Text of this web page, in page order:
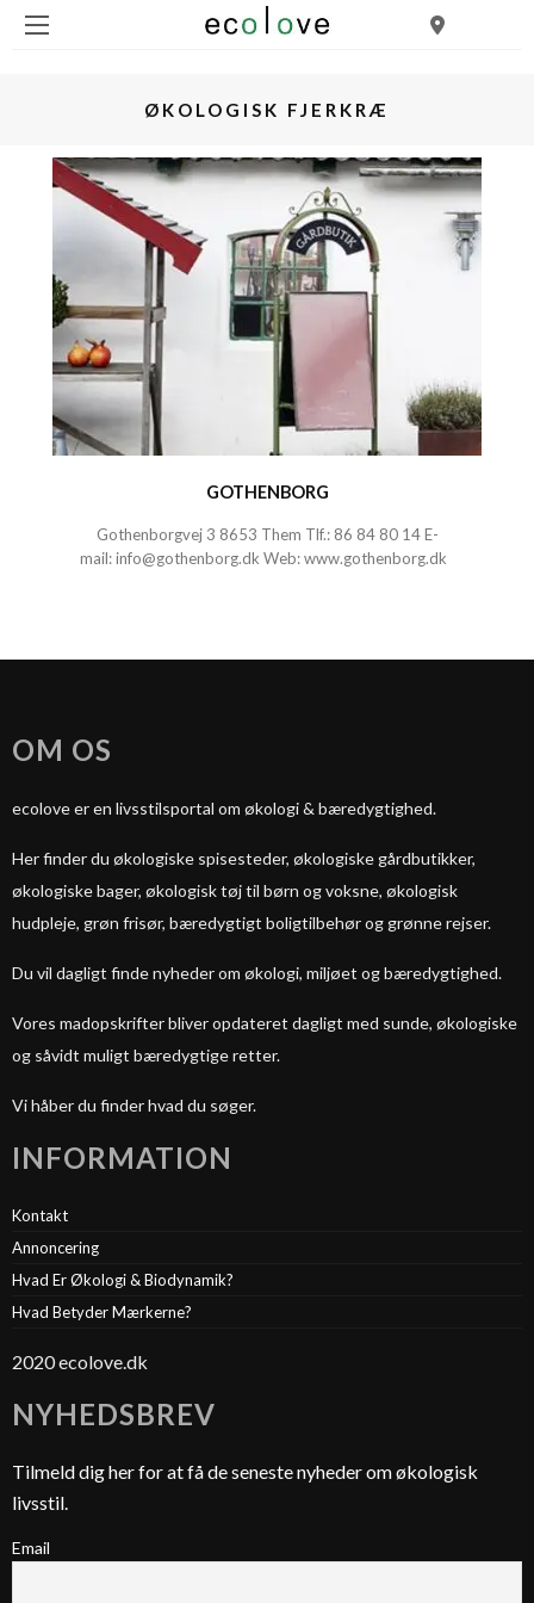
ØKOLOGISK FJERKRÆ
GOTHENBORG
Gothenborgvej 3 8653 Them Tlf.: 86 84 80 14E-
mail:info@gothenborg.dk Web:www.gothenborg.dk
OM OS
ecolove er en livsstilsportal om økologi & bæredygtighed.
Her finder du økologiske spisesteder, økologiske gårdbutikker,
økologiske bager, økologisk tøj til børn og voksne, økologisk
hudpleje, grøn frisør, bæredygtigt boligtilbehør og grønne rejser.
Du vil dagligt finde nyheder om økologi, miljøet og bæredygtighed.
Vores madopskrifter bliver opdateret dagligt med sunde, økologiske
og såvidt muligt bæredygtige retter.
Vi håber du finder hvad du søger.
INFORMATION
Kontakt
Annoncering
Hvad Er Økologi & Biodynamik?
Hvad Betyder Mærkerne?
2020 ecolove.dk
NYHEDSBREV
Tilmeld dig her for at få de seneste nyheder om økologisk
livsstil.
Email